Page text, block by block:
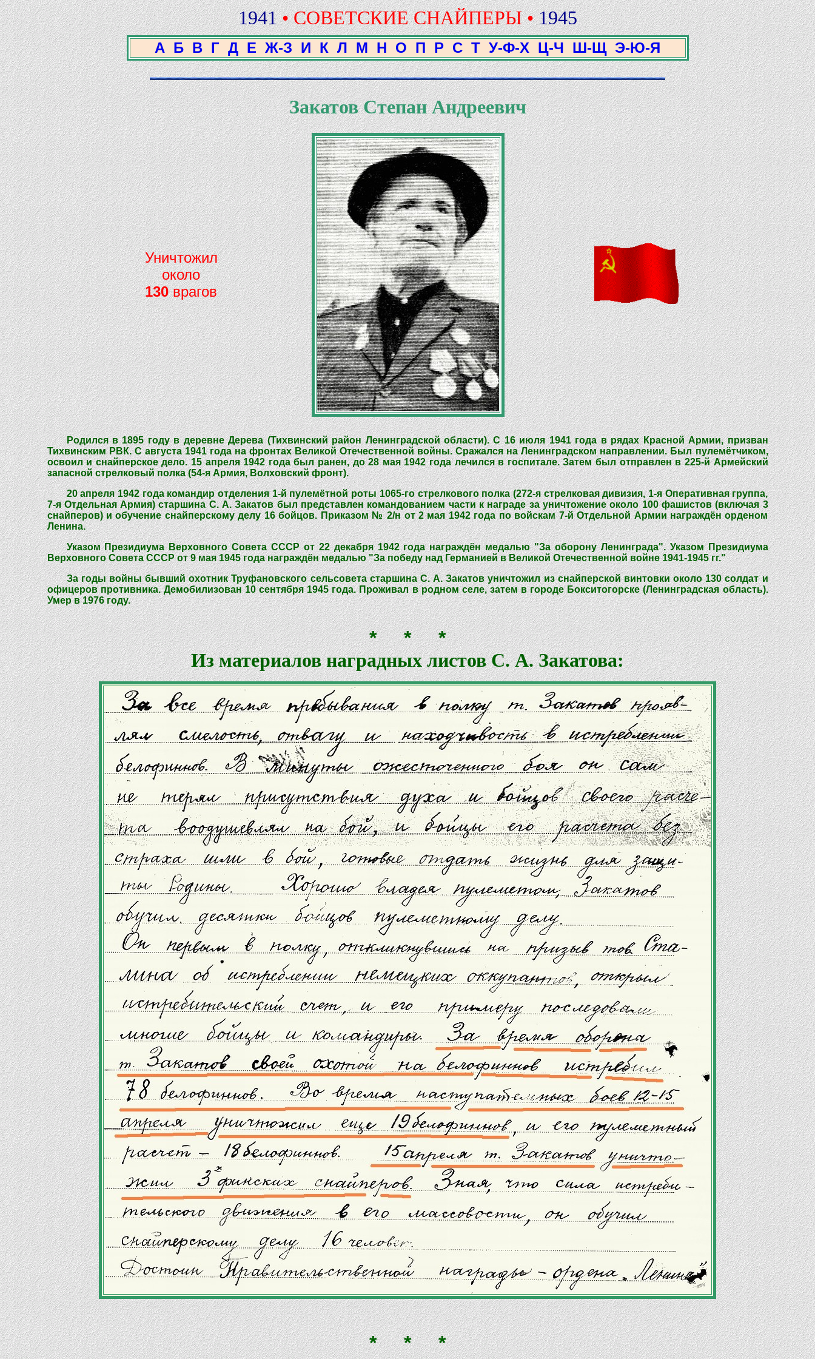
1941 • СОВЕТСКИЕ СНАЙПЕРЫ • 1945
А Б В Г Д Е Ж-З И К Л М Н О П Р С Т У-Ф-Х Ц-Ч Ш-Щ Э-Ю-Я
Закатов Степан Андреевич
Уничтожил
около
130врагов
Родился в 1895 году в деревне Дерева (Тихвинский район Ленинградской области). С 16 июля 1941 года в рядах Красной Армии, призван
Тихвинским РВК. С августа 1941 года на фронтах Великой Отечественной войны. Сражался на Ленинградском направлении. Был пулемётчиком,
освоил и снайперское дело. 15 апреля 1942 года был ранен, до 28 мая 1942 года лечился в госпитале. Затем был отправлен в 225-й Армейский
запасной стрелковый полка (54-я Армия, Волховский фронт).
20 апреля 1942 года командир отделения 1-й пулемётной роты 1065-го стрелкового полка (272-я стрелковая дивизия, 1-я Оперативная группа,
7-я Отдельная Армия) старшина С. А. Закатов был представлен командованием части к награде за уничтожение около 100 фашистов (включая 3
снайперов) и обучение снайперскому делу 16 бойцов. Приказом № 2/н от 2 мая 1942 года по войскам 7-й Отдельной Армии награждён орденом
Ленина.
Указом Президиума Верховного Совета СССР от 22 декабря 1942 года награждён медалью "За оборону Ленинграда". Указом Президиума
Верховного Совета СССР от 9 мая 1945 года награждён медалью "За победу над Германией в Великой Отечественной войне 1941-1945 гг."
За годы войны бывший охотник Труфановского сельсовета старшина С. А. Закатов уничтожил из снайперской винтовки около 130 солдат и
офицеров противника. Демобилизован 10 сентября 1945 года. Проживал в родном селе, затем в городе Бокситогорске (Ленинградская область).
Умер в 1976 году.
* * *
Из материалов наградных листов С. А. Закатова:
* * *